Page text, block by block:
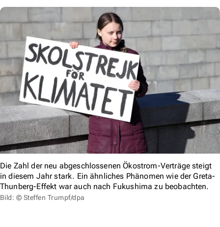
Die Zahl der neu abgeschlossenen Ökostrom-Verträge steigt
in diesem Jahr stark. Ein ähnliches Phänomen wie der Greta-
Thunberg-Effekt war auch nach Fukushima zu beobachten.
Bild: © Steffen Trumpf/dpa